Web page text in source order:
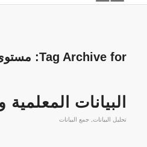
Tag Archive for:
البيانات المعلمية
تحليل البيانات, جمع البيانات